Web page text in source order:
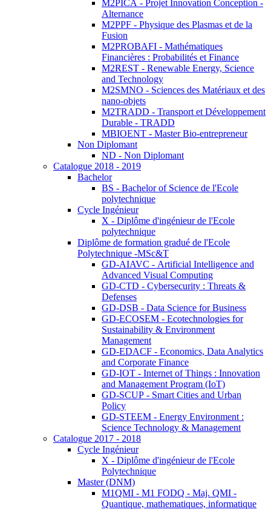
M2PICA - Projet Innovation Conception -
Alternance
M2PPF - Physique des Plasmas et de la
Fusion
M2PROBAFI - Mathématiques
Financières : Probabilités et Finance
M2REST - Renewable Energy, Science
and Technology
M2SMNO - Sciences des Matériaux et des
nano-objets
M2TRADD - Transport et Développement
Durable - TRADD
MBIOENT - Master Bio-entrepreneur
Non Diplomant
ND - Non Diplomant
Catalogue 2018 - 2019
Bachelor
BS - Bachelor of Science de l'Ecole
polytechnique
Cycle Ingénieur
X - Diplôme d'ingénieur de l'Ecole
polytechnique
Diplôme de formation gradué de l'Ecole
Polytechnique -MSc&T
GD-AIAVC - Artificial Intelligence and
Advanced Visual Computing
GD-CTD - Cybersecurity : Threats &
Defenses
GD-DSB - Data Science for Business
GD-ECOSEM - Ecotechnologies for
Sustainability & Environment
Management
GD-EDACF - Economics, Data Analytics
and Corporate Finance
GD-IOT - Internet of Things : Innovation
and Management Program (IoT)
GD-SCUP - Smart Cities and Urban
Policy
GD-STEEM - Energy Environment :
Science Technology & Management
Catalogue 2017 - 2018
Cycle Ingénieur
X - Diplôme d'ingénieur de l'Ecole
Polytechnique
Master (DNM)
M1QMI - M1 FODQ - Maj. QMI -
Quantique, mathematiques, informatique